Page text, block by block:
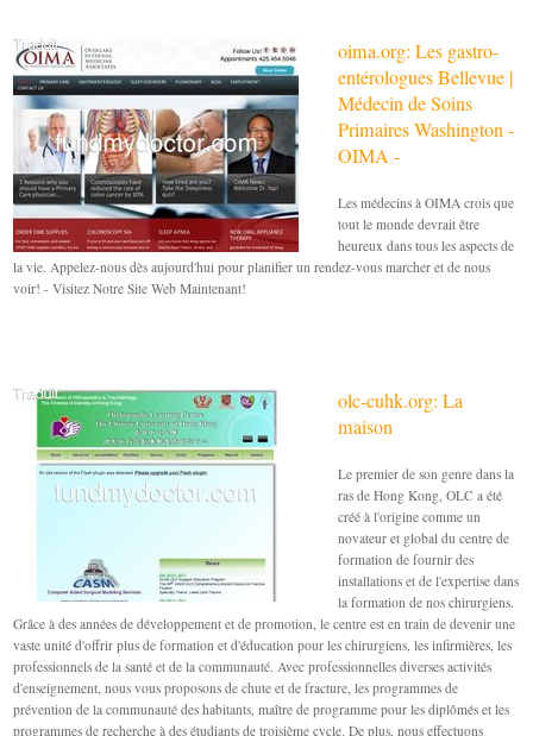
oima.org: Les gastro-
entérologues Bellevue |
Médecin de Soins
Primaires Washington -
OIMA -
Les médecins à OIMA crois que
tout le monde devrait être
heureux dans tous les aspects de
la vie. Appelez-nous dès aujourd'hui pour planifier un rendez-vous marcher et de nous
voir! - Visitez Notre Site Web Maintenant!
olc-cuhk.org: La
maison
Le premier de son genre dans la
ras de Hong Kong, OLC a été
créé à l'origine comme un
novateur et global du centre de
formation de fournir des
installations et de l'expertise dans
la formation de nos chirurgiens.
Grâce à des années de développement et de promotion, le centre est en train de devenir une
vaste unité d'offrir plus de formation et d'éducation pour les chirurgiens, les infirmières, les
professionnels de la santé et de la communauté. Avec professionnelles diverses activités
d'enseignement, nous vous proposons de chute et de fracture, les programmes de
prévention de la communauté des habitants, maître de programme pour les diplômés et les
programmes de recherche à des étudiants de troisième cycle. De plus, nous effectuons